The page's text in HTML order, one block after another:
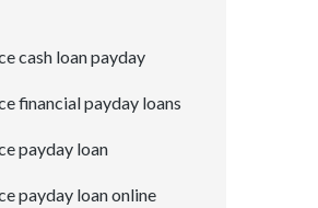
cash loan payday
financial payday loans
payday loan
payday loan online